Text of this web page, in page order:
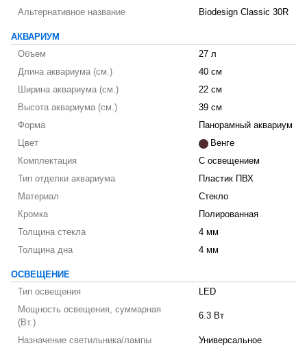
Альтернативное название
Biodesign Classic 30R
АКВАРИУМ
Объем
27 л
Длина аквариума (см.)
40 см
Ширина аквариума (см.)
22 см
Высота аквариума (см.)
39 см
Форма
Панорамный аквариум
Цвет
Венге
Комплектация
С освещением
Тип отделки аквариума
Пластик ПВХ
Материал
Стекло
Кромка
Полированная
Толщина стекла
4 мм
Толщина дна
4 мм
ОСВЕЩЕНИЕ
Тип освещения
LED
Мощность освещения, суммарная
(Вт.)
6.3 Вт
Назначение светильника/лампы
Универсальное